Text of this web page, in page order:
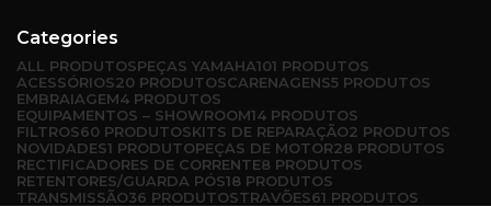
Categories
ALL PRODUTOSPEÇAS YAMAHA101 PRODUTOS
ACESSÓRIOS20 PRODUTOSCARENAGENS5 PRODUTOS
EMBRAIAGEM4 PRODUTOS
EQUIPAMENTOS – SHOWROOM14 PRODUTOS
FILTROS60 PRODUTOSKITS DE REPARAÇÃO2 PRODUTOS
NOVIDADES1 PRODUTOPEÇAS DE MOTOR28 PRODUTOS
RECTIFICADORES DE CORRENTE8 PRODUTOS
RETENTORES/GUARDA PÓS18 PRODUTOS
TRANSMISSÃO36 PRODUTOSTRAVÕES61 PRODUTOS